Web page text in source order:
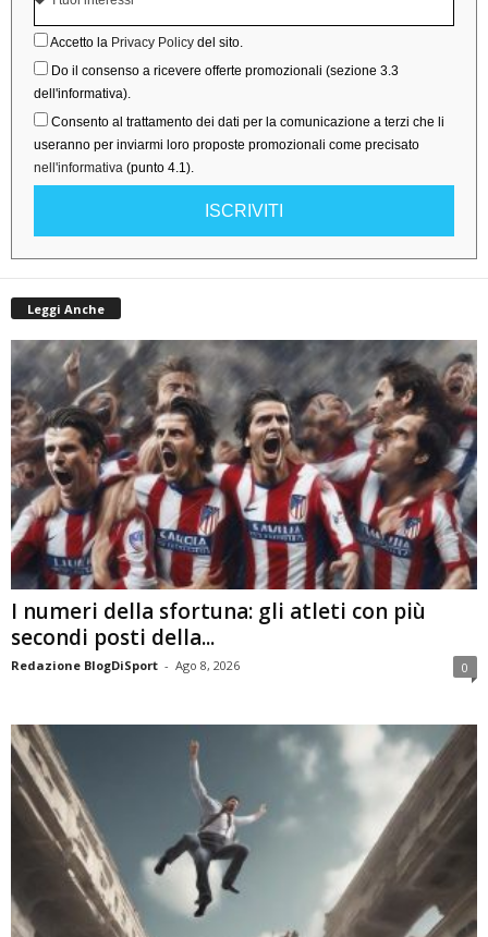
Accetto la Privacy Policy del sito.
Do il consenso a ricevere offerte promozionali (sezione 3.3
dell'informativa).
Consento al trattamento dei dati per la comunicazione a terzi che li
useranno per inviarmi loro proposte promozionali come precisato
nell'informativa (punto 4.1).
ISCRIVITI
Leggi Anche
I numeri della sfortuna: gli atleti con più
secondi posti della...
Redazione BlogDiSport - Ago 8, 2026 0